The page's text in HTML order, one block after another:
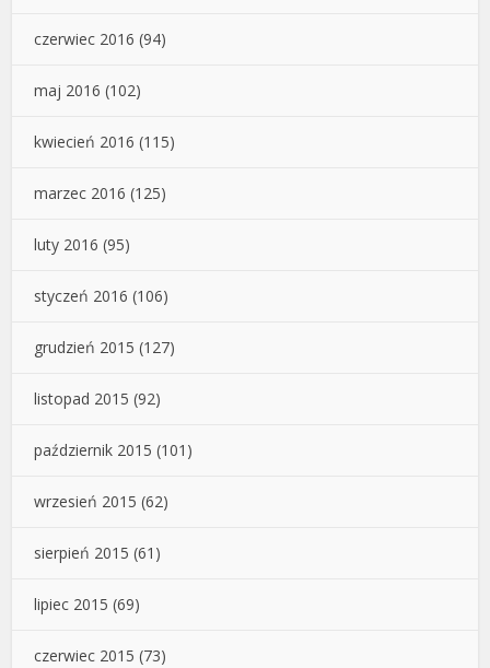
czerwiec 2016 (94)
maj 2016 (102)
kwiecień 2016 (115)
marzec 2016 (125)
luty 2016 (95)
styczeń 2016 (106)
grudzień 2015 (127)
listopad 2015 (92)
październik 2015 (101)
wrzesień 2015 (62)
sierpień 2015 (61)
lipiec 2015 (69)
czerwiec 2015 (73)